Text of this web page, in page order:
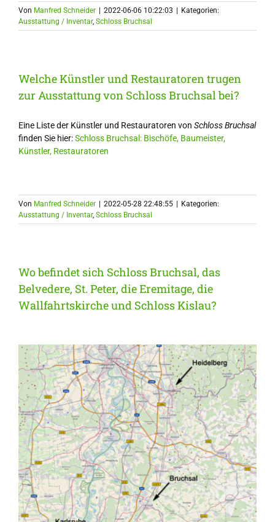
Von Manfred Schneider 2022-06-06 10:22:03
Kategorien:
Ausstattung / Inventar, Schloss Bruchsal
Welche Künstler und Restauratoren trugen
zur Ausstattung von Schloss Bruchsal bei?
Eine Liste der Künstler und Restauratoren von Schloss Bruchsal
finden Sie hier:Schloss Bruchsal: Bischöfe, Baumeister,
Künstler, Restauratoren
Von Manfred Schneider 2022-05-28 22:48:55
Kategorien:
Ausstattung / Inventar, Schloss Bruchsal
Wo befindet sich Schloss Bruchsal, das
Belvedere, St. Peter, die Eremitage, die
Wallfahrtskirche und Schloss Kislau?